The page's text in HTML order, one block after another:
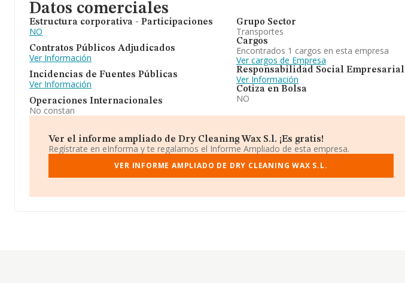
Datos comerciales
Estructura corporativa - Participaciones
NO
Contratos Públicos Adjudicados
Ver Información
Incidencias de Fuentes Públicas
Ver Información
Operaciones Internacionales
No constan
Grupo Sector
Transportes
Cargos
Encontrados 1 cargos en esta empresa
Ver cargos de Empresa
Responsabilidad Social Empresarial
Ver Información
Cotiza en Bolsa
NO
Ver el informe ampliado de Dry Cleaning Wax S.l. ¡Es gratis!
Regístrate en eInforma y te regalamos el Informe Ampliado de esta empresa.
VER INFORME AMPLIADO DE DRY CLEANING WAX S.L.